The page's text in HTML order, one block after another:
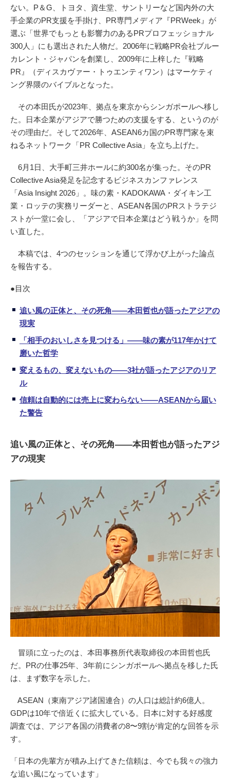
ない。P＆G、トヨタ、資生堂、サントリーなど国内外の大
手企業のPR支援を手掛け、PR専門メディア『PRWeek』が
選ぶ「世界でもっとも影響力のあるPRプロフェッショナル
300人」にも選出された人物だ。2006年に戦略PR会社ブルー
カレント・ジャパンを創業し、2009年に上梓した『戦略
PR』（ディスカヴァー・トゥエンティワン）はマーケティ
ング界隈のバイブルとなった。
その本田氏が2023年、拠点を東京からシンガポールへ移し
た。日本企業がアジアで勝つための支援をする、というのが
その理由だ。そして2026年、ASEAN6カ国のPR専門家を束
ねるネットワーク「PR Collective Asia」を立ち上げた。
6月1日、大手町三井ホールに約300名が集った。そのPR
Collective Asia発足を記念するビジネスカンファレンス
「Asia Insight 2026」。味の素・KADOKAWA・ダイキン工
業・ロッテの実務リーダーと、ASEAN各国のPRストラテジ
ストが一堂に会し、「アジアで日本企業はどう戦うか」を問
い直した。
本稿では、4つのセッションを通じて浮かび上がった論点
を報告する。
●目次
追い風の正体と、その死角――本田哲也が語ったアジアの
現実
「相手のおいしさを見つける」――味の素が117年かけて
磨いた哲学
変えるもの、変えないもの――3社が語ったアジアのリア
ル
信頼は自動的には売上に変わらない――ASEANから届い
た警告
追い風の正体と、その死角――本田哲也が語ったアジ
アの現実
冒頭に立ったのは、本田事務所代表取締役の本田哲也氏
だ。PRの仕事25年、3年前にシンガポールへ拠点を移した氏
は、まず数字を示した。
ASEAN（東南アジア諸国連合）の人口は総計約6億人。
GDPは10年で倍近くに拡大している。日本に対する好感度
調査では、アジア各国の消費者の8〜9割が肯定的な回答を示
す。
「日本の先輩方が積み上げてきた信頼は、今でも我々の強力
な追い風になっています」